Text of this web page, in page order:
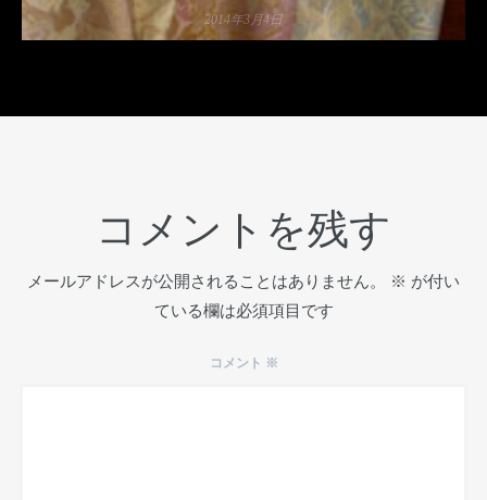
2014年3月4日
コメントを残す
メールアドレスが公開されることはありません。 ※ が付い
ている欄は必須項目です
コメント ※